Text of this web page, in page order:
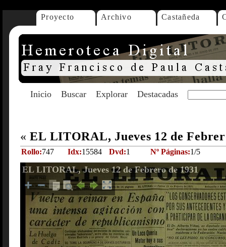
Proyecto Archivo Castañeda
Inicio Buscar Explorar Destacadas
« EL LITORAL, Jueves 12 de
Rollo:747 Idx:15584 Dvd:1 Nº Páginas:1/5
EL LITORAL, Jueves 12 de Febrero de 1931